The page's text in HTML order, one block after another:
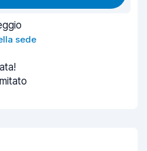
sede